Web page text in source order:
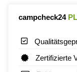
campcheck24
Zertifizierte